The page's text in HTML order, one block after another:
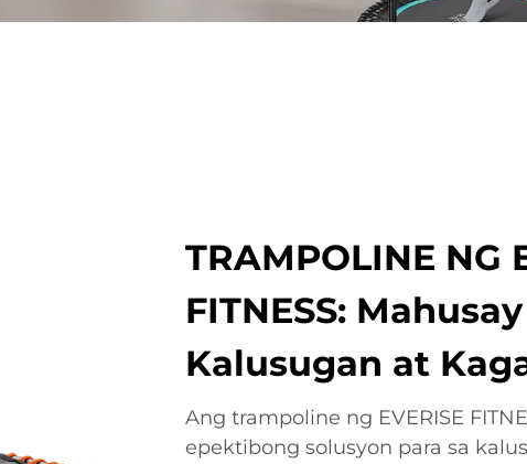
TRAMPOLINE NG
FITNESS:
Kalusugan at
Ang trampoline ng EVERISE
epektibong solusyon para sa